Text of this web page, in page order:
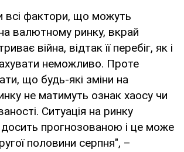
всі фактори, що можуть
валютному ринку, вкрай
війна, відтак її перебіг, як і
неможливо. Проте
що будь-які зміни на
не матимуть ознак хаосу чи
Ситуація на ринку
прогнозованою і це може
половини серпня", –